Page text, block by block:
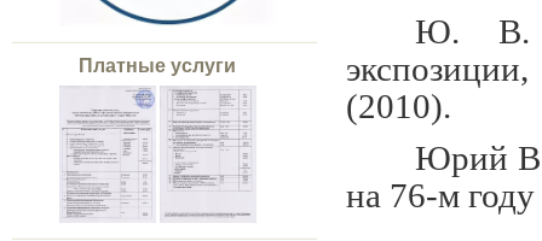
Платные услуги
Ю. В.
(2010).
Юрий
на 76-м